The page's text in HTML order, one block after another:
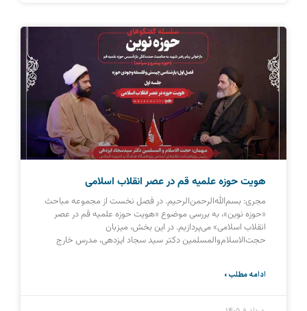
هویت حوزه علمیه قم در عصر انقلاب اسلامی
مجری: بسم‌الله‌الرحمن‌الرحیم. در فصل نخست از مجموعه مباحث
«حوزه نوین»، به بررسی موضوع «هویت حوزه علمیه قم در عصر
انقلاب اسلامی» می‌پردازیم. در این بخش، میزبان
حجت‌الاسلام‌والمسلمین دکتر سید سجاد ایزدهی، مدرس خارج
ادامه مطلب »